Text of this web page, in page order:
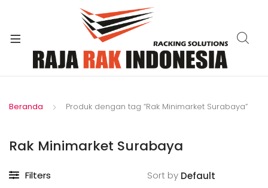
Beranda Produk dengan tag “Rak Minimarket Surabaya”
Rak Minimarket Surabaya
Filters Sort by